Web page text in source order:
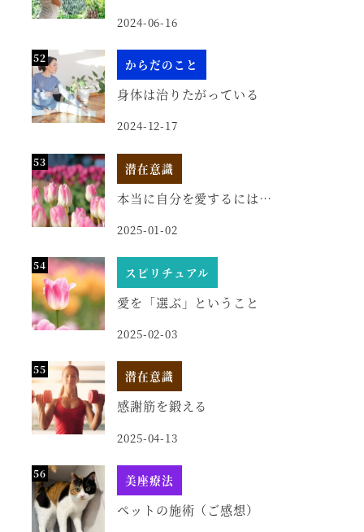
2024-06-16
からだのこと
身体は治りたがっている
2024-12-17
潜在意識
本当に自分を愛するには…
2025-01-02
スピリチュアル
愛を「選ぶ」ということ
2025-02-03
潜在意識
感謝筋を鍛える
2025-04-13
美座療法
ペットの施術（ご感想）